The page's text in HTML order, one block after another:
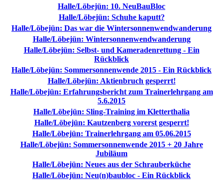
Halle/Löbejün: 10. NeuBauBloc
Halle/Löbejün: Schuhe kaputt?
Halle/Löbejün: Das war die Wintersonnenwendwanderung
Halle/Löbejün: Wintersonnenwendwanderung
Halle/Löbejün: Selbst- und Kameradenrettung - Ein
Rückblick
Halle/Löbejün: Sommersonnenwende 2015 - Ein Rückblick
Halle/Löbejün: Aktienbruch gesperrt!
Halle/Löbejün: Erfahrungsbericht zum Trainerlehrgang am
5.6.2015
Halle/Löbejün: Sling-Training im Kletterthalia
Halle/Löbejün: Kautzenberg vorerst gesperrt!
Halle/Löbejün: Trainerlehrgang am 05.06.2015
Halle/Löbejün: Sommersonnenwende 2015 + 20 Jahre
Jubiläum
Halle/Löbejün: Neues aus der Schrauberküche
Halle/Löbejün: Neu(n)baubloc - Ein Rückblick